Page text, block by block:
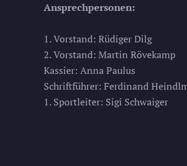
Ansprechpersonen:
1. Vorstand: Rüdiger Dilg
2. Vorstand: Martin Rövekamp
Kassier: Anna Paulus
Schriftführer: Ferdinand
1. Sportleiter: Sigi Schwaiger